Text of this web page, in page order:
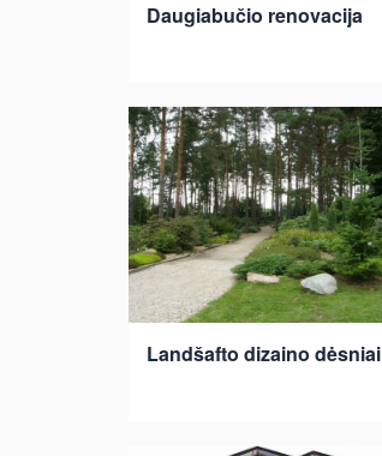
Daugiabučio renovacija
Landšafto dizaino dėsniai